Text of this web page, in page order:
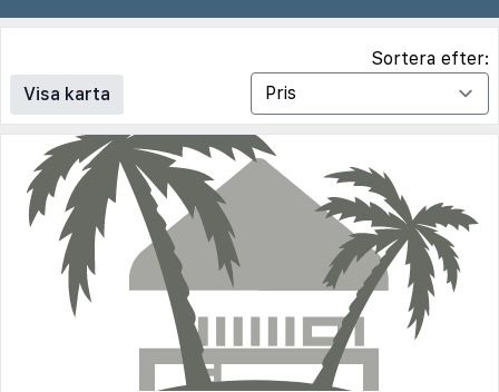
Visa karta
Sortera efter: